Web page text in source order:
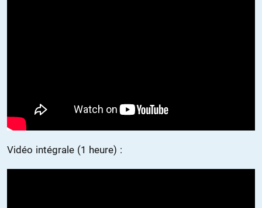
Vidéo intégrale (1 heure) :